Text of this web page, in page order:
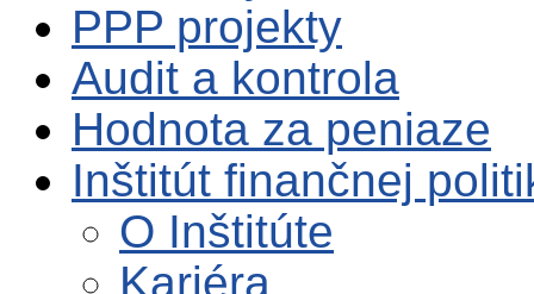
PPP projekty
Audit a kontrola
Hodnota za peniaze
Inštitút finančnej
O Inštitúte
Kariéra